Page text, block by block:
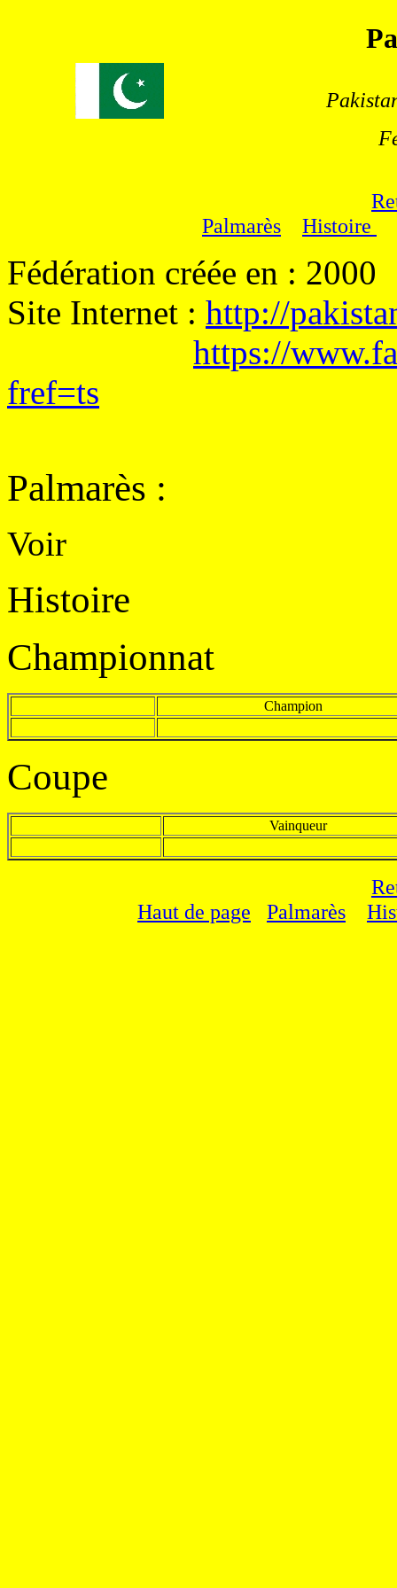
Palmarès
Histoire
Fédération créée en : 2000
Site Internet : http://
https://
fref=ts
Palmarès :
Voir
Histoire
Championnat
Champion
Coupe
Vainqueur
Haut de page
Palmarès